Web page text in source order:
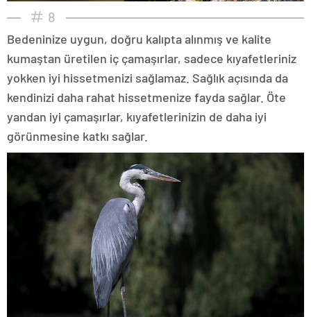
8
Bedeninize uygun, doğru kalıpta alınmış ve kalite
kumaştan üretilen iç çamaşırlar, sadece kıyafetleriniz
yokken iyi hissetmenizi sağlamaz. Sağlık açısında da
kendinizi daha rahat hissetmenize fayda sağlar. Öte
yandan iyi çamaşırlar, kıyafetlerinizin de daha iyi
görünmesine katkı sağlar.